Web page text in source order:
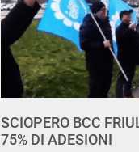
SCIOPERO BCC
75% DI ADESIONI